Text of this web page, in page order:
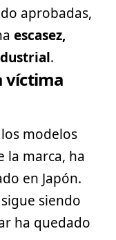
aprobadas,
escasez,
.
víctima
modelos
la marca, ha
en Japón.
siendo
ha quedado